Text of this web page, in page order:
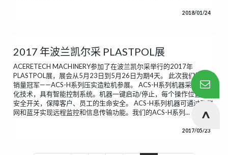
2018/01/24
2017 年波兰凯尔采 PLASTPOL展
ACERETECH MACHINERY参加了在波兰凯尔采举行的2017年
PLASTPOL展，展会从5月23日到5月26日为期4天。 此次我们携年度
销量冠军——ACS-H系列压实造粒机参展。 ACS-H系列机器采用自动
化技术，具有智能控制系统。机器一键启动/停止，每个操作位置都有
安全开关，保障客户、员工的生命安全。 ACS-H系列机器可通过互联
网和蓝牙实现远程监控和信息传输功能。我们的ACS-H系列...
2017/05/23